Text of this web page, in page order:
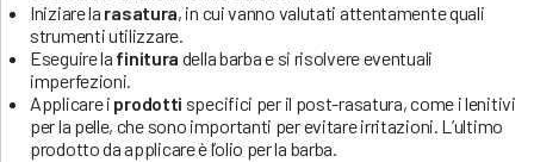
Iniziare la rasatura, in cui vanno valutati attentamente quali
strumenti utilizzare.
Eseguire la finitura della barba e si risolvere eventuali
imperfezioni.
Applicare i prodotti specifici per il post-rasatura, come i lenitivi
per la pelle, che sono importanti per evitare irritazioni. L’ultimo
prodotto da applicare è l’olio per la barba.